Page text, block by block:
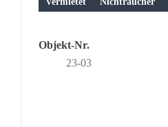
Objekt-Nr.
23-03